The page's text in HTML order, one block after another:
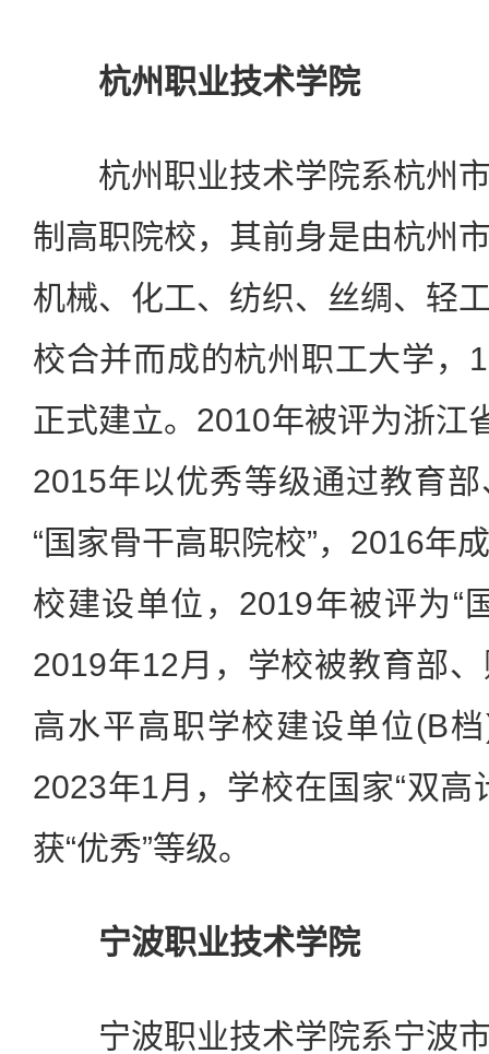
杭州职业技术学院
杭州职业技术学院系杭州市
制高职院校，其前身是由杭州
机械、化工、纺织、丝绸、轻
校合并而成的杭州职工大学，
正式建立。2010年被评为浙江
2015年以优秀等级通过教育
“国家骨干高职院校”，2016年
校建设单位，2019年被评为“
2019年12月，学校被教育部
高水平高职学校建设单位(B
2023年1月，学校在国家“双高
获“优秀”等级。
宁波职业技术学院
宁波职业技术学院系宁波市